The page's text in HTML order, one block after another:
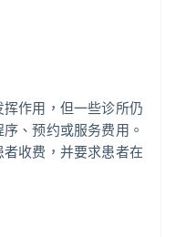
作用，但一些诊所仍
、预约或服务费用。
收费，并要求患者在